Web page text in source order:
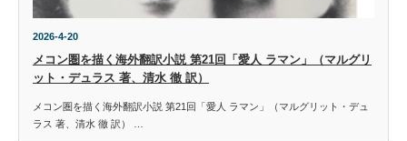
2026-4-20
メコン圏を描く海外翻訳小説 第21回「愛人 ラマン」（マルグリ
ット・デュラス 著、清水 徹 訳）
メコン圏を描く海外翻訳小説 第21回「愛人 ラマン」（マルグリット・デュ
ラス 著、清水 徹 訳） …